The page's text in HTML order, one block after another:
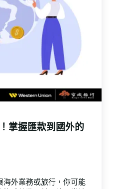
掌握匯款到國外的
海外業務或旅行，你可能